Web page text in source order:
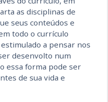
as disciplinas de
seus conteúdos e
todo o currículo
a pensar nos
desenvolto num
essa forma pode ser
de sua vida e